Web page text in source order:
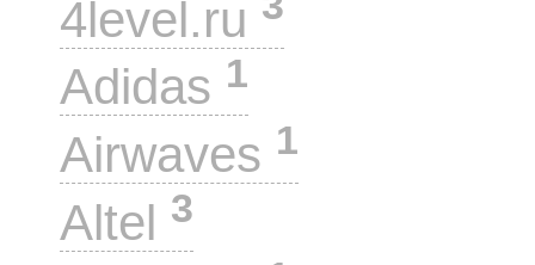
4level.ru
Adidas 1
Airwaves 1
Altel 3